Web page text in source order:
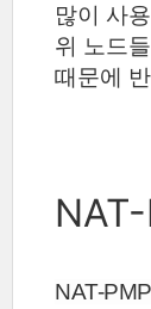
많이 사
위 노드
때문에
NAT-